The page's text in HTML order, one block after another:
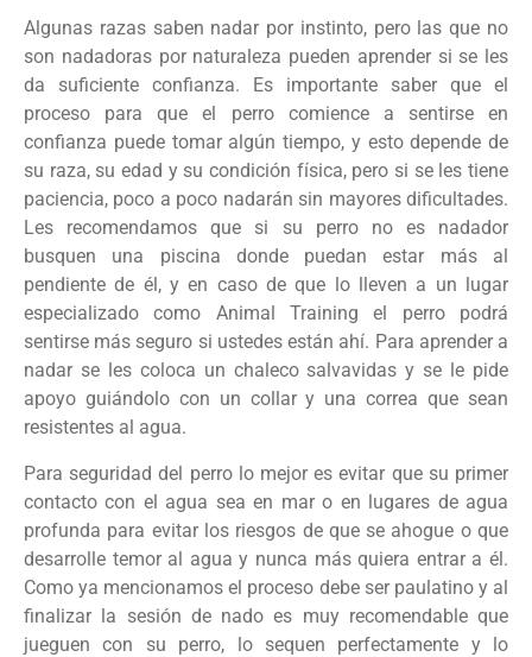
Algunas razas saben nadar por instinto, pero las que no
son nadadoras por naturaleza pueden aprender si se les
da suficiente confianza. Es importante saber que el
proceso para que el perro comience a sentirse en
confianza puede tomar algún tiempo, y esto depende de
su raza, su edad y su condición física, pero si se les tiene
paciencia, poco a poco nadarán sin mayores dificultades.
Les recomendamos que si su perro no es nadador
busquen una piscina donde puedan estar más al
pendiente de él, y en caso de que lo lleven a un lugar
especializado como Animal Training el perro podrá
sentirse más seguro si ustedes están ahí. Para aprender a
nadar se les coloca un chaleco salvavidas y se le pide
apoyo guiándolo con un collar y una correa que sean
resistentes al agua.
Para seguridad del perro lo mejor es evitar que su primer
contacto con el agua sea en mar o en lugares de agua
profunda para evitar los riesgos de que se ahogue o que
desarrolle temor al agua y nunca más quiera entrar a él.
Como ya mencionamos el proceso debe ser paulatino y al
finalizar la sesión de nado es muy recomendable que
jueguen con su perro, lo sequen perfectamente y lo